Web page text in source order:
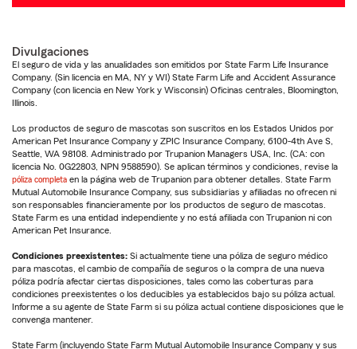
Divulgaciones
El seguro de vida y las anualidades son emitidos por State Farm Life Insurance
Company. (Sin licencia en MA, NY y WI) State Farm Life and Accident Assurance
Company (con licencia en New York y Wisconsin) Oficinas centrales, Bloomington,
Illinois.
Los productos de seguro de mascotas son suscritos en los Estados Unidos por
American Pet Insurance Company y ZPIC Insurance Company, 6100-4th Ave S,
Seattle, WA 98108. Administrado por Trupanion Managers USA, Inc. (CA: con
licencia No. 0G22803, NPN 9588590). Se aplican términos y condiciones, revise la
póliza completa en la página web de Trupanion para obtener detalles. State Farm
Mutual Automobile Insurance Company, sus subsidiarias y afiliadas no ofrecen ni
son responsables financieramente por los productos de seguro de mascotas.
State Farm es una entidad independiente y no está afiliada con Trupanion ni con
American Pet Insurance.
Condiciones preexistentes: Si actualmente tiene una póliza de seguro médico
para mascotas, el cambio de compañía de seguros o la compra de una nueva
póliza podría afectar ciertas disposiciones, tales como las coberturas para
condiciones preexistentes o los deducibles ya establecidos bajo su póliza actual.
Informe a su agente de State Farm si su póliza actual contiene disposiciones que le
convenga mantener.
State Farm (incluyendo State Farm Mutual Automobile Insurance Company y sus